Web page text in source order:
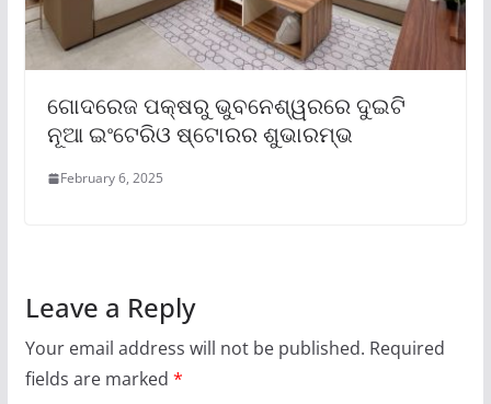
ଗୋଦରେଜ ପକ୍ଷରୁ ଭୁବନେଶ୍ୱରରେ ଦୁଇଟି
ନୂଆ ଇଂଟେରିଓ ଷ୍ଟୋରର ଶୁଭାରମ୍ଭ
February 6, 2025
Leave a Reply
Your email address will not be published. Required
fields are marked *